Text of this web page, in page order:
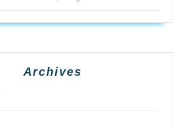
Archives